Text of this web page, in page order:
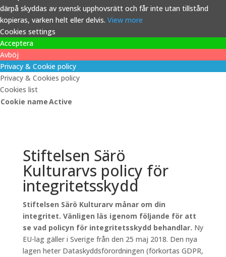
därpå skyddas av svensk upphovsrätt och får inte utan tillstånd
kopieras, varken helt eller delvis. View more
Cookies settings
Acceptera
Avböj
Privacy & Cookie policy
Privacy & Cookies policy
Cookies list
Cookie nameActive
Stiftelsen Särö
Kulturarvs policy för
integritetsskydd
Stiftelsen Särö Kulturarv månar om din
integritet. Vänligen läs igenom följande för att
se vad policyn för integritetsskydd behandlar. Ny
EU-lag gäller i Sverige från den 25 maj 2018. Den nya
lagen heter Dataskyddsförordningen (förkortas GDPR,